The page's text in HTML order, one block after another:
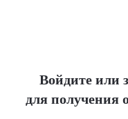
Войдите или
для получения